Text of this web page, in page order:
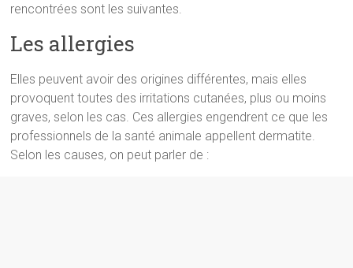
rencontrées sont les suivantes.
Les allergies
Elles peuvent avoir des origines différentes, mais elles
provoquent toutes des irritations cutanées, plus ou moins
graves, selon les cas. Ces allergies engendrent ce que les
professionnels de la santé animale appellent dermatite.
Selon les causes, on peut parler de :